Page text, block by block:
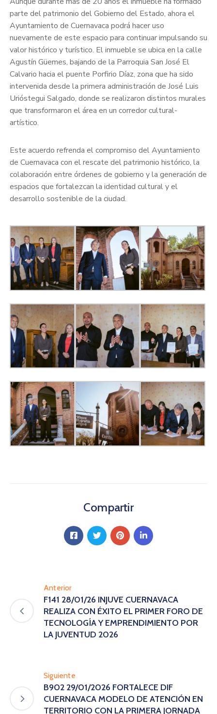
parte del patrimonio del Gobierno del Estado, ahora el
Ayuntamiento de Cuernavaca podrá hacer uso
nuevamente de este espacio para continuar impulsando su
valor histórico y turístico. El inmueble se ubica en la calle
Agustín Güemes, bajando de la Parroquia San José El
Calvario hacia el puente Porfirio Díaz, zona que ha sido
intervenida desde la primera administración de José Luis
Urióstegui Salgado, donde se realizaron distintos murales
que transformaron el área en un corredor cultural-
artístico.
Este acuerdo refrenda el compromiso del Ayuntamiento
de Cuernavaca con el rescate del patrimonio histórico, la
colaboración entre órdenes de gobierno y la generación de
espacios que fortalezcan la identidad cultural y el
desarrollo sostenible de la ciudad.
Compartir
Anterior
F141 28/01/26 INJUVE CUERNAVACA
REALIZA CON ÉXITO EL PRIMER FORO DE
TECNOLOGÍA Y EMPRENDIMIENTO POR
LA JUVENTUD 2026
Siguiente
B902 29/01/2026 FORTALECE DIF
CUERNAVACA MODELO DE ATENCIÓN EN
TERRITORIO CON LA PRIMERA JORNADA